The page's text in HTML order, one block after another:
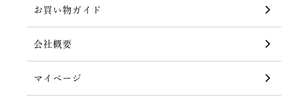
お買い物ガイド
会社概要
マイページ